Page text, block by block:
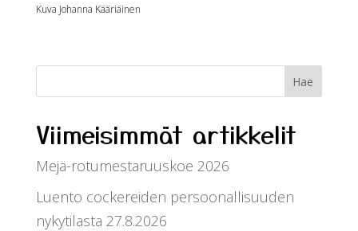
Kuva Johanna Kääriäinen
Viimeisimmät artikkelit
Mejä-rotumestaruuskoe 2026
Luento cockereiden persoonallisuuden
nykytilasta 27.8.2026